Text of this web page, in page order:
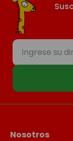
Nosotros